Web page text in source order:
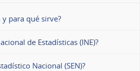
y para qué sirve?
de Estadísticas (INE)?
Nacional (SEN)?